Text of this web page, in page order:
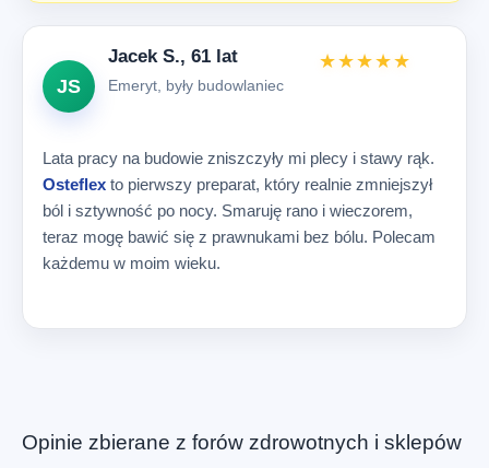
JS
Jacek S., 61 lat
Emeryt, były budowlaniec
★★★★★
Lata pracy na budowie zniszczyły mi plecy i stawy rąk.
Osteflex to pierwszy preparat, który realnie zmniejszył
ból i sztywność po nocy. Smaruję rano i wieczorem,
teraz mogę bawić się z prawnukami bez bólu. Polecam
każdemu w moim wieku.
Opinie zbierane z forów zdrowotnych i sklepów